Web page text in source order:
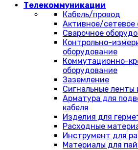
Телекоммуникации
Кабель/провод
Активное/сетевое
Сварочное
Контрольно-
оборудование
Коммутационно-
оборудование
Заземление
Сигнальные ленты
Арматура для
кабеля
Изделия для
Расходные
Инструмент для
Материалы для